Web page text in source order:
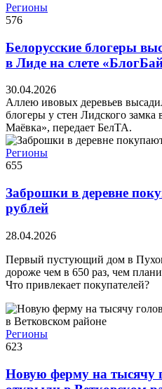
Регионы
576
Белорусские блогеры
в Лиде на слете
30.04.2026
Аллею ивовых деревьев
блогеры у стен Лидского замка
Маёвка», передает БелТА.
Регионы
655
Заброшки в деревне
рублей
28.04.2026
Первый пустующий дом в
дороже чем в 650 раз, чем
Что привлекает покупателей?
Регионы
623
Новую ферму на тысячу